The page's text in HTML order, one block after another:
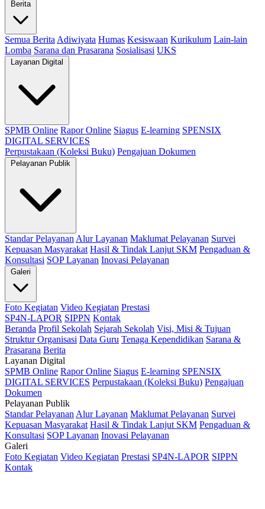
Berita
Semua Berita Adiwiyata Humas Kesiswaan Kurikulum Lain-lain
Lomba Sarana dan Prasarana Sosialisasi UKS
Layanan Digital
SPMB Online Rapor Online Siagus E-learning SPENSIX
DIGITAL SERVICES
Perpustakaan (Koleksi Buku) Pengajuan Dokumen
Pelayanan Publik
Standar Pelayanan Alur Layanan Maklumat Pelayanan Survei
Kepuasan Masyarakat Hasil & Tindak Lanjut SKM Pengaduan &
Konsultasi SOP Layanan Inovasi Pelayanan
Galeri
Foto Kegiatan Video Kegiatan Prestasi
SP4N-LAPOR SIPPN Kontak
Beranda Profil Sekolah Sejarah Sekolah Visi, Misi & Tujuan
Struktur Organisasi Data Guru Tenaga Kependidikan Sarana &
Prasarana Berita
Layanan Digital
SPMB Online Rapor Online Siagus E-learning SPENSIX
DIGITAL SERVICES Perpustakaan (Koleksi Buku) Pengajuan
Dokumen
Pelayanan Publik
Standar Pelayanan Alur Layanan Maklumat Pelayanan Survei
Kepuasan Masyarakat Hasil & Tindak Lanjut SKM Pengaduan &
Konsultasi SOP Layanan Inovasi Pelayanan
Galeri
Foto Kegiatan Video Kegiatan Prestasi SP4N-LAPOR SIPPN
Kontak